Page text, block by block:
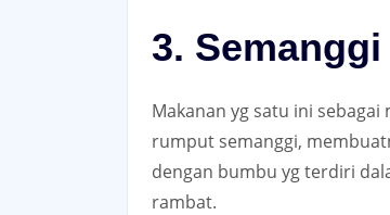
3. Semanggi
Makanan yg satu ini
rumput semanggi,
dengan bumbu yg terdiri
rambat.